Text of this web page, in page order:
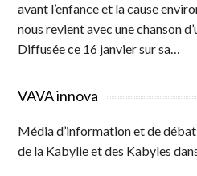
avant l’enfance et la cause
nous revient avec une chanson
Diffusée ce 16 janvier sur sa…
VAVA innova
Média d’information et de
de la Kabylie et des Kabyles